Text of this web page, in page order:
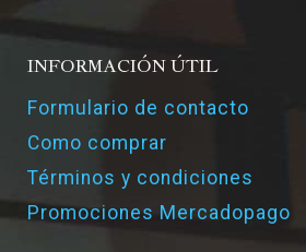
INFORMACIÓN ÚTIL
Formulario de contacto
Como comprar
Términos y condiciones
Promociones Mercadopago